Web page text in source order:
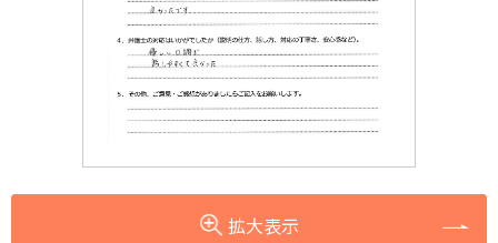
拡大表示